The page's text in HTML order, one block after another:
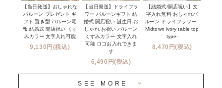
プロップスバルーン
オプション
成人式・卒業式・入学式バルーンブーケ
クリスマス
新商品
~３０００円
セミオーダーについて
フリンジバルーンについて
コンフェッティバルーンについて
【当日発送】おしゃれな
バルーン プレゼント ギ
フト 置き型 バルーン電
報 結婚式 開店祝い くす
みカラー 文字入れ可能
9,130円(税込)
【当日発送】ドライフラ
ワー バルーンギフト 結
婚式 開店祝い 誕生日 お
しゃれ お祝い バルーン
くすみカラー 文字入れ
可能 ロゴお入れできま
す
6,490円(税込)
【結婚式/開店祝い】文
字入れ無料 おしゃれバ
ルーン ドライフラワー -
Midtown ivory table top
type-
8,470円(税込)
SEE MORE